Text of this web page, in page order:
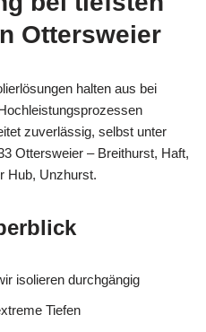
Ottersweier
halten aus bei
zuverlässig, selbst unter
Ottersweier – Breithurst, Haft,
Hub, Unzhurst.
isolieren durchgängig
Tiefen